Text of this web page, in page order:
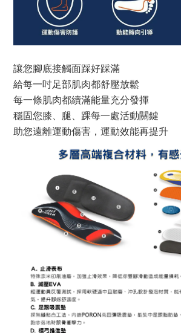
讓您腳底接觸面踩好踩滿
給每一吋足部肌肉都舒壓放鬆
每一條肌肉都續滿能量充分發揮
穩固您膝、腿、踝每一處活動關鍵
助您遠離運動傷害，運動效能再提升